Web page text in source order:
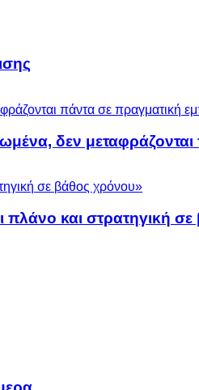
δεν
και στρατηγική